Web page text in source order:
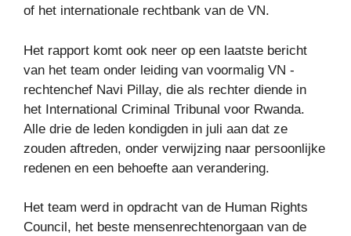
of het internationale rechtbank van de VN.
Het rapport komt ook neer op een laatste bericht
van het team onder leiding van voormalig VN -
rechtenchef Navi Pillay, die als rechter diende in
het International Criminal Tribunal voor Rwanda.
Alle drie de leden kondigden in juli aan dat ze
zouden aftreden, onder verwijzing naar persoonlijke
redenen en een behoefte aan verandering.
Het team werd in opdracht van de Human Rights
Council, het beste mensenrechtenorgaan van de